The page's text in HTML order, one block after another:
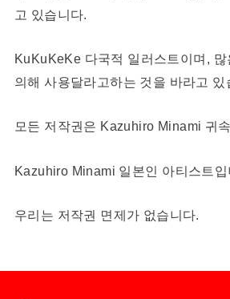
고 있습니다.
KuKuKeKe 다국적 일러스트이며,
의해 사용달라고하는 것을 바라고 있
모든 저작권은 Kazuhiro Minami 귀
Kazuhiro Minami 일본인 아티스트입
우리는 저작권 면제가 없습니다.